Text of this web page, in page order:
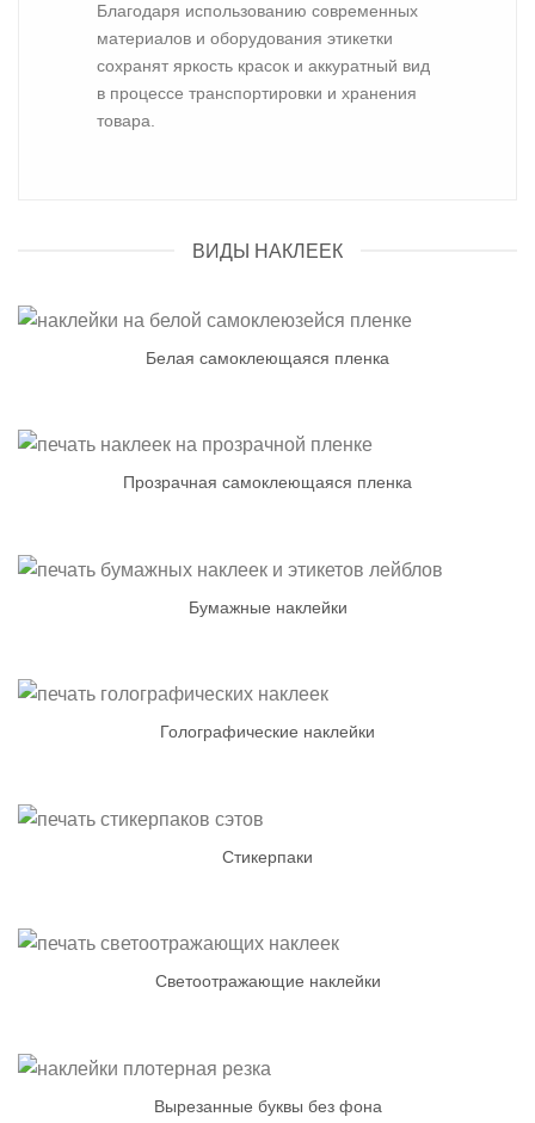
Благодаря использованию современных
материалов и оборудования этикетки
сохранят яркость красок и аккуратный вид
в процессе транспортировки и хранения
товара.
ВИДЫ НАКЛЕЕК
Белая самоклеющаяся пленка
Прозрачная самоклеющаяся пленка
Бумажные наклейки
Голографические наклейки
Стикерпаки
Светоотражающие наклейки
Вырезанные буквы без фона